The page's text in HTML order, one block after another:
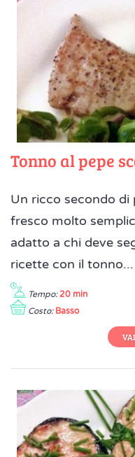
Tonno al pepe
Un ricco secondo di
fresco molto
adatto a chi deve
ricette con il tonno...
Tempo: 20 min
Costo: Basso